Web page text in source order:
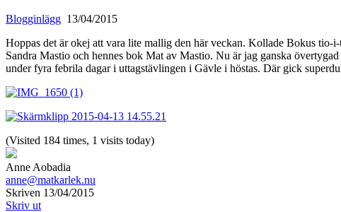
Blogginlägg 13/04/2015
Hoppas det är okej att vara lite mallig den här veckan. Kollade Bokus
Sandra Mastio och hennes bok Mat av Mastio. Nu är jag ganska
under fyra febrila dagar i uttagstävlingen i Gävle i höstas. Där gick
(Visited 184 times, 1 visits today)
Anne Aobadia
anne@matkarlek.nu
Skriven 13/04/2015
Skriv ut